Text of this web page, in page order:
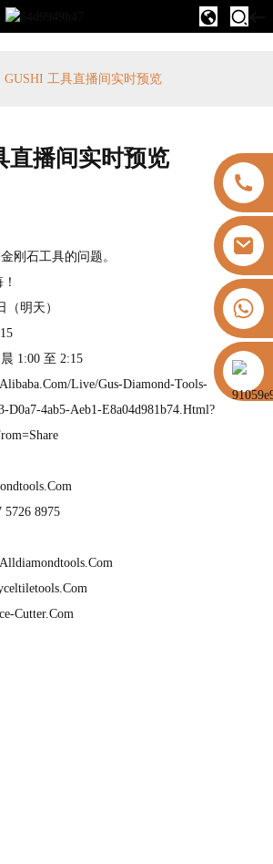
https://vk.com/id855439469
GUSHI 工具直播间实时预览
直播间实时预览
刚石工具的问题。
（明天）
1:00 至 2:15
live/gus-Diamond-Tools-
D0a7-4ab5-Aeb1-E8a04d981b74.html?
5726 8975
Cutter.com